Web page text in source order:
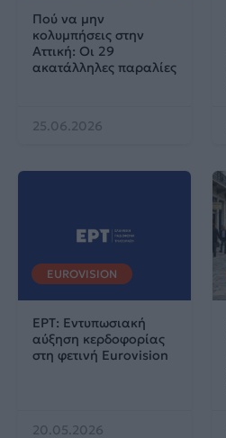
Πού να μην
κολυμπήσεις στην
Αττική: Οι 29
ακατάλληλες παραλίες
25.06.2026
EUROVISION
ΕΡΤ: Εντυπωσιακή
αύξηση κερδοφορίας
στη φετινή Eurovision
20.05.2026